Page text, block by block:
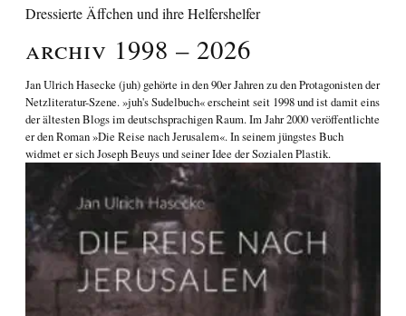
Dressierte Äffchen und ihre Helfershelfer
Archiv 1998 – 2026
Jan Ulrich Hasecke (juh) gehörte in den 90er Jahren zu den Protagonisten der
Netzliteratur-Szene. »juh's Sudelbuch« erscheint seit 1998 und ist damit eins
der ältesten Blogs im deutschsprachigen Raum. Im Jahr 2000 veröffentlichte
er den Roman»Die Reise nach Jerusalem«. In seinem jüngstes Buch
widmet er sichJoseph Beuys und seiner Idee der Sozialen Plastik.